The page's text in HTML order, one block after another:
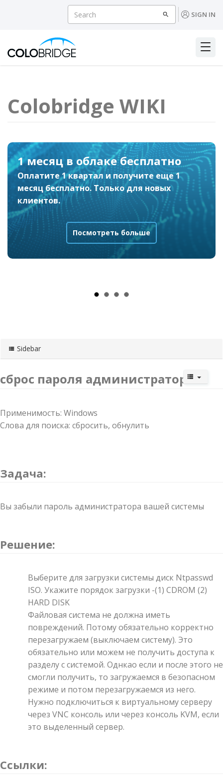
SIGN IN
Colobridge WIKI
1 месяц в облаке бесплатно
Оплатите 1 квартал и получите еще 1
месяц бесплатно. Только для новых
клиентов.
Посмотреть больше
Sidebar
сброс пароля администратора
Применимость: Windows
Слова для поиска: сбросить, обнулить
Задача:
Вы забыли пароль администратора вашей системы
Решение:
Выберите для загрузки системы диск Ntpasswd
ISO. Укажите порядок загрузки -(1) CDROM (2)
HARD DISK
Файловая система не должна иметь
повреждений. Потому обязательно корректно
перезагружаем (выключаем систему). Это
обязательно или можем не получить доступа к
разделу с системой. Однкао если и после этого не
смогли получить, то загружаемся в безопасном
режиме и потом перезагружаемся из него.
Нужно подключиться к виртуальному серверу
через VNC консоль или через консоль KVM, если
это выделенный сервер.
Ссылки: